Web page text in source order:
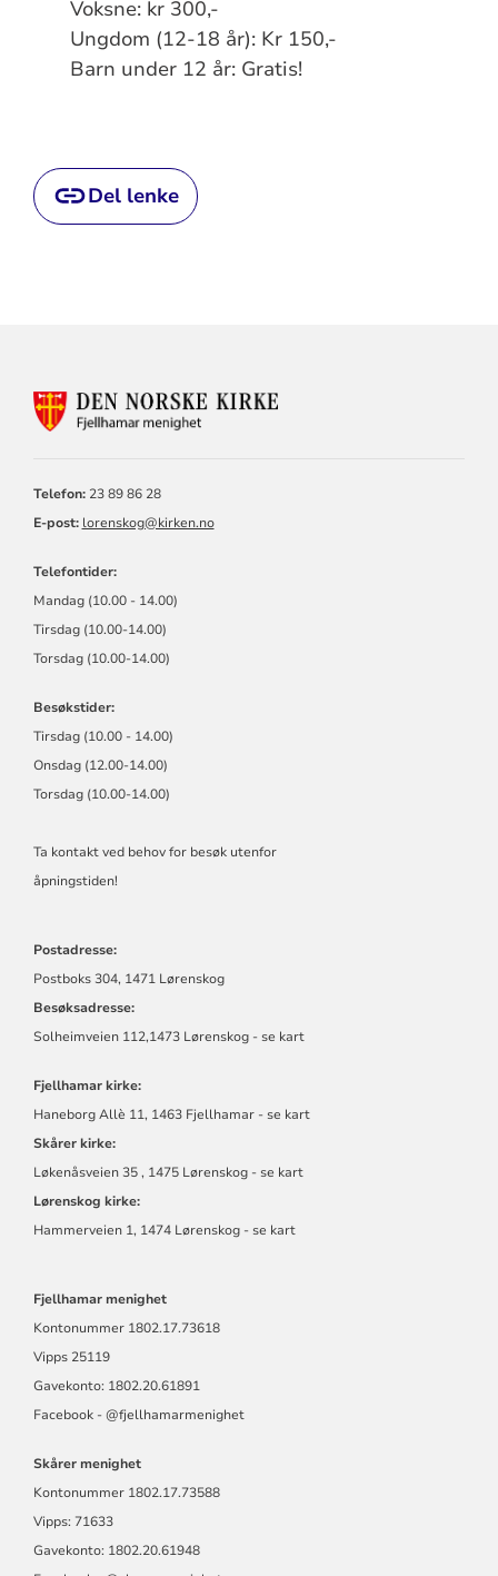
Voksne: kr 300,-
Ungdom (12-18 år): Kr 150,-
Barn under 12 år: Gratis!
Del lenke
KONTAKTINFORMASJON
Telefon: 23 89 86 28
E-post: lorenskog@kirken.no
Telefontider:
Mandag (10.00 - 14.00)
Tirsdag (10.00-14.00)
Torsdag (10.00-14.00)
Besøkstider:
Tirsdag (10.00 - 14.00)
Onsdag (12.00-14.00)
Torsdag (10.00-14.00)
Ta kontakt ved behov for besøk utenfor
åpningstiden!
Postadresse:
Postboks 304, 1471 Lørenskog
Besøksadresse:
Solheimveien 112,1473 Lørenskog - se kart
Fjellhamar kirke:
Haneborg Allè 11, 1463 Fjellhamar - se kart
Skårer kirke:
Løkenåsveien 35 , 1475 Lørenskog - se kart
Lørenskog kirke:
Hammerveien 1, 1474 Lørenskog - se kart
Fjellhamar menighet
Kontonummer 1802.17.73618
Vipps 25119
Gavekonto: 1802.20.61891
Facebook -@fjellhamarmenighet
Skårer menighet
Kontonummer 1802.17.73588
Vipps: 71633
Gavekonto: 1802.20.61948